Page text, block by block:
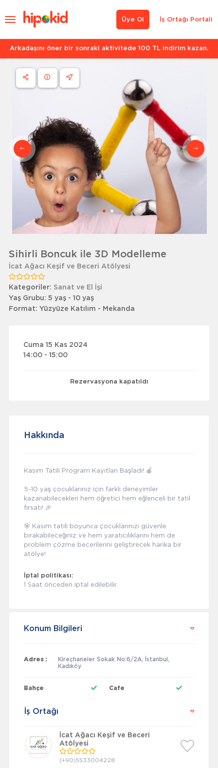
İş Ortağı Portali
Üye Ol
Arkadaşını öner bir sonraki aktivitede 100 TL indirim kazan.
Sihirli Boncuk ile 3D Modelleme
İcat Ağacı Keşif ve Beceri Atölyesi
Kategoriler: Sanat ve El İşi
Yaş Grubu: 5 yaş - 10 yaş
Format: Yüzyüze Katılım - Mekanda
Cuma 15 Kas 2024
14:00 - 15:00
Rezervasyona kapatıldı
Hakkında
Kasım Tatili Program Kayıtları Başladı! 🍎
5-10 yaş çocuklarınız için farklı deneyimler
kazanabilecekleri hem öğretici hem eğlenceli bir tatil
fırsatı! 🎉
🎯 Kasım tatili boyunca çocuklarınızı güvenle
bırakabileceğiniz ve hem yaratıcılıklarını hem de
problem çözme becerilerini geliştirecek harika bir
atölye!
İptal politikası:
1 Saat önceden iptal edilebilir.
Konum Bilgileri
Adres :
Kireçhaneler Sokak No:6/2A, İstanbul,
Kadıköy
Bahçe Cafe
İş Ortağı
İcat Ağacı Keşif ve Beceri
Atölyesi
(+90)5533004228